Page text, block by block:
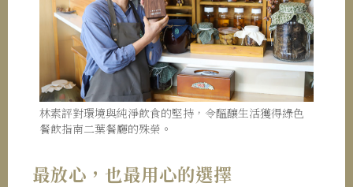
林素評對環境與純淨飲食的堅持，令醞釀生活獲得綠色
餐飲指南二葉餐廳的殊榮。
最放心，也最用心的選擇